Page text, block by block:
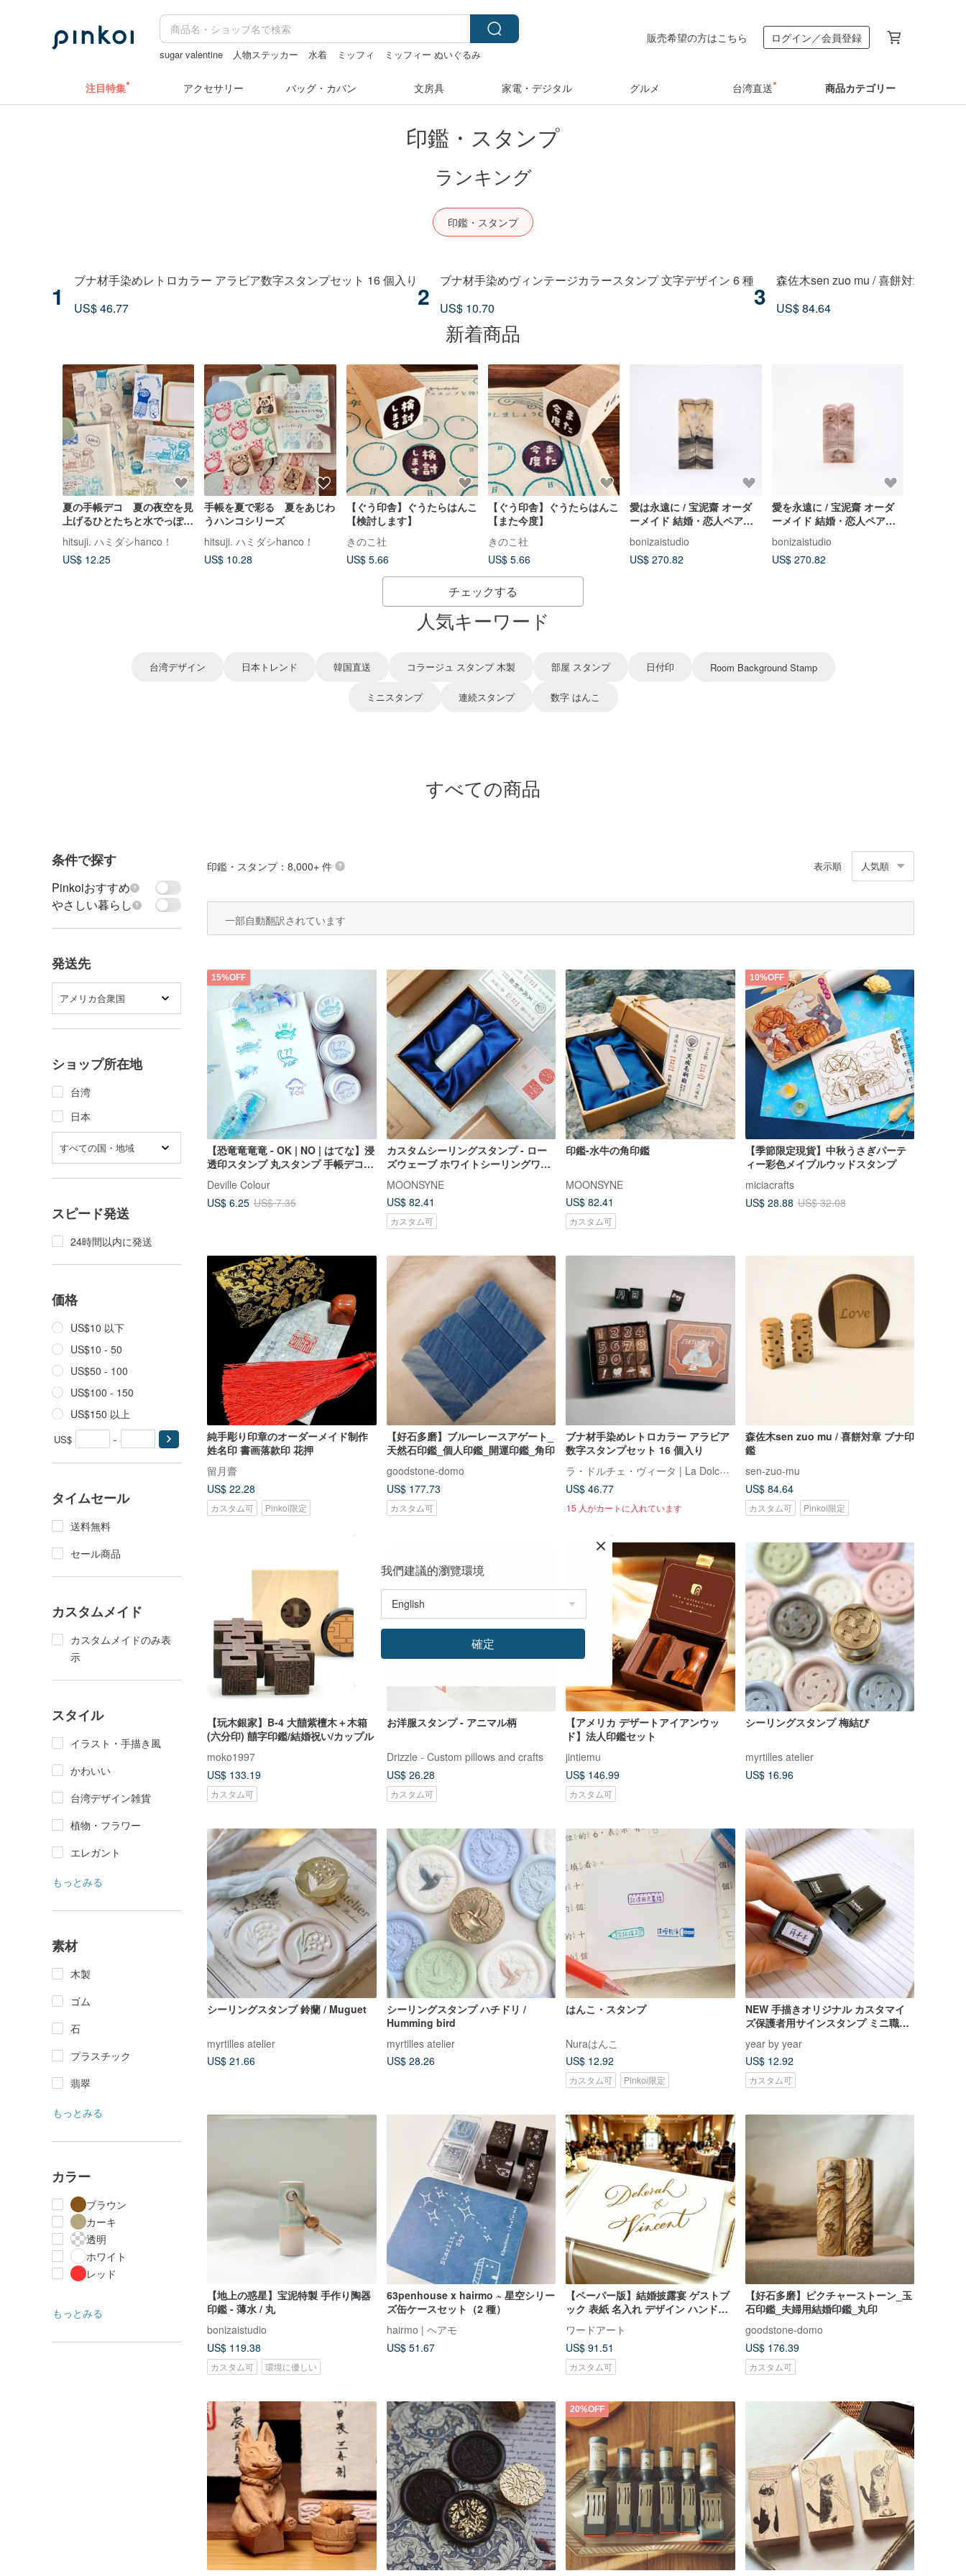
sugar valentine 人物ステッカー 水着 ミッフィ
ミッフィー ぬいぐるみ
販売希望の方はこちら ログイン／会員登録
注目特集 アクセサリー バッグ・カバン 文房具 家電・デジタル グルメ 台湾直送 商品カテゴリー
印鑑・スタンプ
ランキング
印鑑・スタンプ
1
ブナ材手染めレトロカラー アラビア数字スタンプセット 16 個入り
US$ 46.77
2
ブナ材手染めヴィンテージカラースタンプ 文字デザイン 6 種
US$ 10.70
3
森佐木sen zuo mu / 喜餅対章 ブナ印
US$ 84.64
新着商品
夏の手帳デコ 夏の夜空を見
上げるひとたちと水でっぽう
のフレームハンコ
hitsuji. ハミダシhanco！
US$ 12.25
手帳を夏で彩る 夏をあじわ
うハンコシリーズ
hitsuji. ハミダシhanco！
US$ 10.28
【ぐう印舎】ぐうたらはんこ
【検討します】
きのこ社
US$ 5.66
【ぐう印舎】ぐうたらはんこ
【また今度】
きのこ社
US$ 5.66
愛は永遠に / 宝泥齋 オーダ
ーメイド 結婚・恋人ペア印
鑑 - 貴州紫袍玉帯石
bonizaistudio
US$ 270.82
愛を永遠に / 宝泥齋 オーダ
ーメイド 結婚・恋人ペア印
鑑 - バリン石
bonizaistudio
US$ 270.82
チェックする
人気キーワード
台湾デザイン 日本トレンド 韓国直送 コラージュ スタンプ 木製 部屋 スタンプ 日付印 Room Background Stamp
ミニスタンプ 連続スタンプ 数字 はんこ
すべての商品
条件で探す
Pinkoiおすすめ
やさしい暮らし
発送先
アメリカ合衆国
ショップ所在地
台湾
日本
すべての国・地域
スピード発送
24時間以内に発送
価格
US$10 以下
US$10 - 50
US$50 - 100
US$100 - 150
US$150 以上
US$ -
タイムセール
送料無料
セール商品
カスタムメイド
カスタムメイドのみ表
示
スタイル
イラスト・手描き風
かわいい
台湾デザイン雑貨
植物・フラワー
エレガント
もっとみる
素材
木製
ゴム
石
プラスチック
翡翠
もっとみる
カラー
ブラウン
カーキ
透明
ホワイト
レッド
もっとみる
印鑑・スタンプ：8,000+ 件 表示順 人気順
一部自動翻訳されています
15%OFF
【恐竜竜竜竜 - OK | NO | はてな】浸
透印スタンプ 丸スタンプ 手帳デコレ
Deville Colour
US$ 6.25 US$ 7.35
カスタムシーリングスタンプ - ロー
ズウェーブ ホワイトシーリングワッ
MOONSYNE
US$ 82.41
カスタム可
印鑑-水牛の角印鑑
MOONSYNE
US$ 82.41
カスタム可
10%OFF
【季節限定現貨】中秋うさぎパーテ
ィー彩色メイプルウッドスタンプ
miciacrafts
US$ 28.88 US$ 32.08
純手彫り印章のオーダーメイド制作
姓名印 書画落款印 花押
留月齋
US$ 22.28
カスタム可 Pinkoi限定
【好石多磨】ブルーレースアゲート_
天然石印鑑_個人印鑑_開運印鑑_角印
goodstone-domo
US$ 177.73
カスタム可
ブナ材手染めレトロカラー アラビア
数字スタンプセット 16 個入り
ラ・ドルチェ・ヴィータ | La Dolce Vita
US$ 46.77
15 人がカートに入れています
森佐木sen zuo mu / 喜餅対章 ブナ印
鑑
sen-zuo-mu
US$ 84.64
カスタム可 Pinkoi限定
【玩木銀家】B-4 大囍紫檀木＋木箱
(六分印) 囍字印鑑/結婚祝い/カップル
moko1997
US$ 133.19
カスタム可
お洋服スタンプ - アニマル柄
Drizzle - Custom pillows and crafts
US$ 26.28
カスタム可
【アメリカ デザートアイアンウッ
ド】法人印鑑セット
jintiemu
US$ 146.99
カスタム可
シーリングスタンプ 梅結び
myrtilles atelier
US$ 16.96
シーリングスタンプ 鈴蘭 / Muguet
myrtilles atelier
US$ 21.66
シーリングスタンプ ハチドリ /
Humming bird
myrtilles atelier
US$ 28.26
はんこ・スタンプ
Nuraはんこ
US$ 12.92
カスタム可 Pinkoi限定
NEW 手描きオリジナル カスタマイ
ズ保護者用サインスタンプ ミニ職印
year by year
US$ 12.92
カスタム可
【地上の惑星】宝泥特製 手作り陶器
印鑑 - 薄水 / 丸
bonizaistudio
US$ 119.38
カスタム可 環境に優しい
63penhouse x hairmo ~ 星空シリー
ズ缶ケースセット（2 種）
hairmo | ヘアモ
US$ 51.67
【ペーパー版】結婚披露宴 ゲストブ
ック 表紙 名入れ デザイン ハンドメ
ワードアート
US$ 91.51
カスタム可
【好石多磨】ピクチャーストーン_玉
石印鑑_夫婦用結婚印鑑_丸印
goodstone-domo
US$ 176.39
カスタム可
20%OFF
我們建議的瀏覽環境
確定